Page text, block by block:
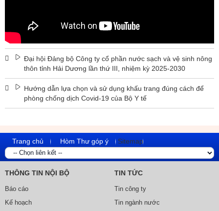
Đại hội Đảng bộ Công ty cổ phần nước sạch và vệ sinh nông
thôn tỉnh Hải Dương lần thứ III, nhiệm kỳ 2025-2030
Hướng dẫn lựa chọn và sử dụng khấu trang đúng cách để
phòng chống dịch Covid-19 của Bộ Y tế
Trang chủ Hòm Thư góp ý Sitemap
THÔNG TIN NỘI BỘ
Báo cáo
Kế hoạch
TIN TỨC
Tin công ty
Tin ngành nước